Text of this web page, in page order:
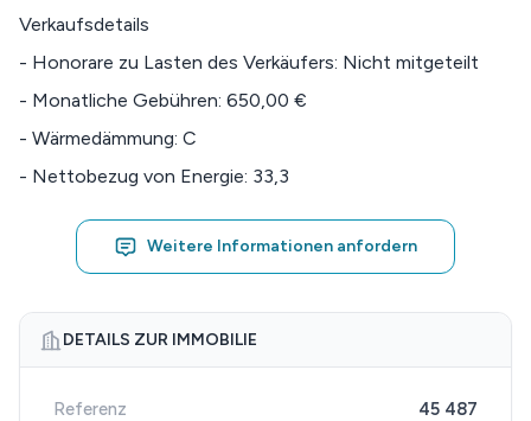
Verkaufsdetails
- Honorare zu Lasten des Verkäufers: Nicht mitgeteilt
- Monatliche Gebühren: 650,00 €
- Wärmedämmung: C
- Nettobezug von Energie: 33,3
Weitere Informationen anfordern
DETAILS ZUR IMMOBILIE
Referenz 45 487